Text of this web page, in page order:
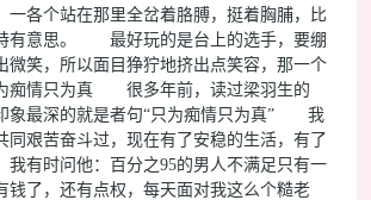
一各个站在那里全岔着胳膊，挺着胸脯，比
有意思。 最好玩的是台上的选手，要绷
微笑，所以面目狰狞地挤出点笑容，那一个
痴情只为真 很多年前，读过梁羽生的
印象最深的就是者句“只为痴情只为真” 我
同艰苦奋斗过，现在有了安稳的生活，有了
有时问他：百分之95的男人不满足只有一
钱了，还有点权，每天面对我这么个糙老